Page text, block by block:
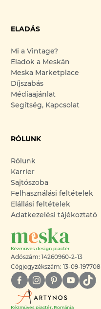
ELADÁS
Mi a Vintage?
Eladok a Meskán
Meska Marketplace
Díjszabás
Médiaajánlat
Segítség, Kapcsolat
RÓLUNK
Rólunk
Karrier
Sajtószoba
Felhasználási feltételek
Elállási feltételek
Adatkezelési tájékoztató
Adószám: 14260960-2-13
Cégjegyzékszám: 13-09-197708
Kézműves piactér, Románia